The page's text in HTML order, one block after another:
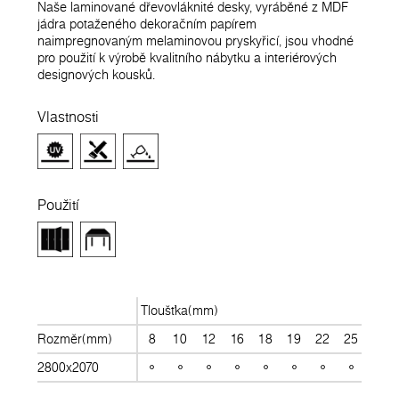
Naše laminované dřevovláknité desky, vyráběné z MDF
jádra potaženého dekoračním papírem
naimpregnovaným melaminovou pryskyřicí, jsou vhodné
pro použití k výrobě kvalitního nábytku a interiérových
designových kousků.
Vlastnosti
Použití
Tloušťka(mm)
Rozměr(mm)
8 10 12 16 18 19 22 25
2800x2070